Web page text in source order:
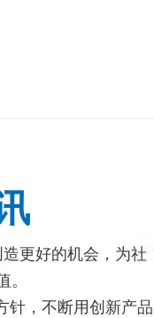
更好的机会，为社
。
针，不断用创新产品